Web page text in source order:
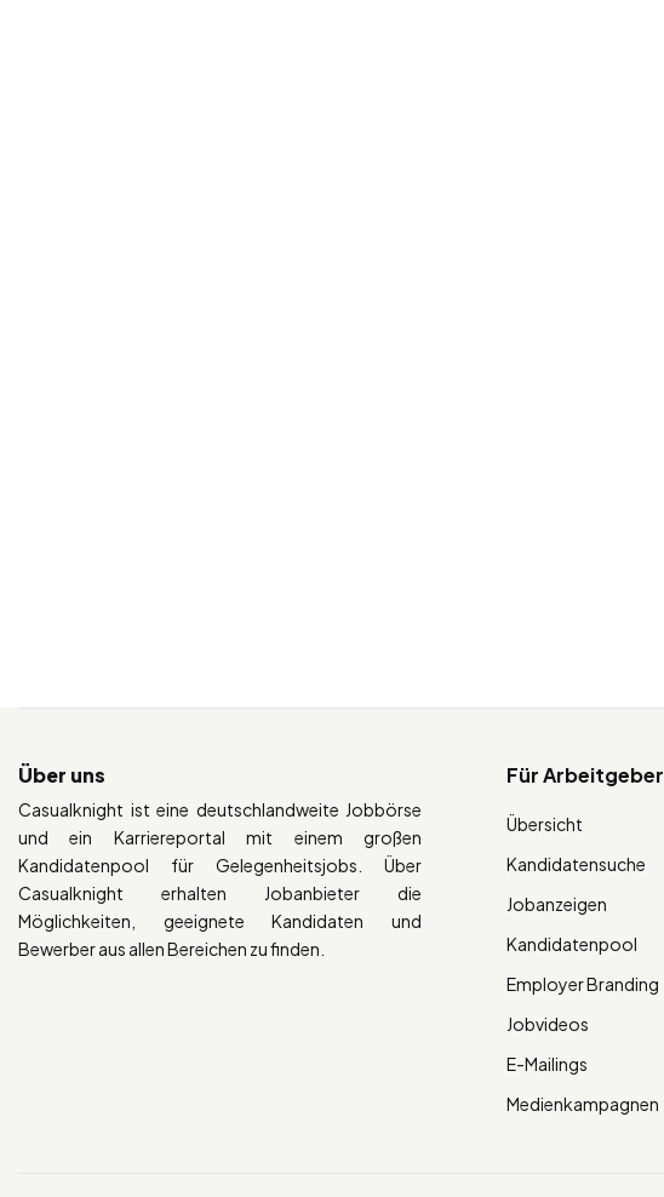
Über uns
Casualknight ist eine deutschlandweite Jobbörse
und ein Karriereportal mit einem großen
Kandidatenpool für Gelegenheitsjobs. Über
Casualknight erhalten Jobanbieter die
Möglichkeiten, geeignete Kandidaten und
Bewerber aus allen Bereichen zu finden.
Für Arbeitgeber
Übersicht
Kandidatensuche
Jobanzeigen
Kandidatenpool
Employer Branding
Jobvideos
E-Mailings
Medienkampagnen